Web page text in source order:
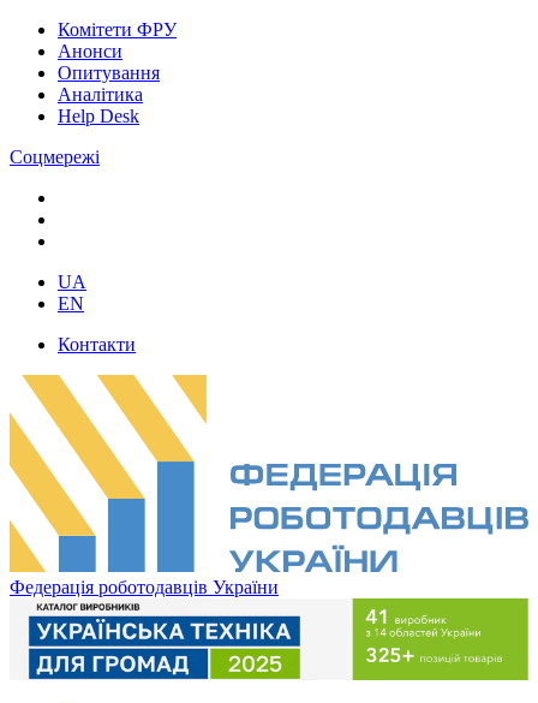
Комітети ФРУ
Анонси
Опитування
Аналітика
Help Desk
Соцмережі
UA
EN
Контакти
Федерація роботодавців України